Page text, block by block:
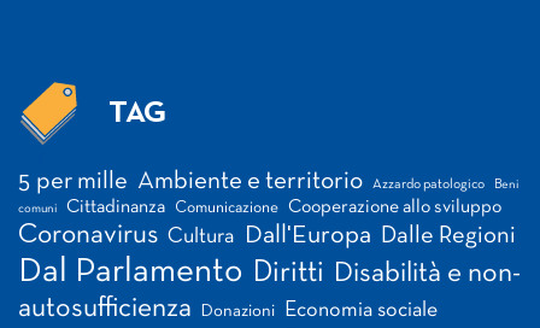
TAG
5 per mille Ambiente e territorio Azzardo patologico Beni
comuni Cittadinanza Comunicazione Cooperazione allo sviluppo
Coronavirus Cultura Dall'Europa Dalle Regioni
Dal Parlamento Diritti Disabilità e non-
autosufficienza
Donazioni Economia sociale